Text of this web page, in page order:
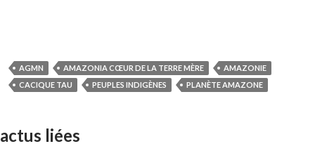
AGMN AMAZONIA CŒUR DE LA TERRE MÈRE
AMAZONIE
CACIQUE TAU
PEUPLES INDIGÈNES PLANÈTE AMAZONE
actus liées